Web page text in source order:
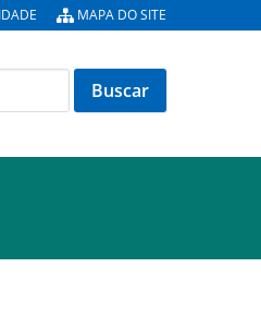
MAPA DO SITE